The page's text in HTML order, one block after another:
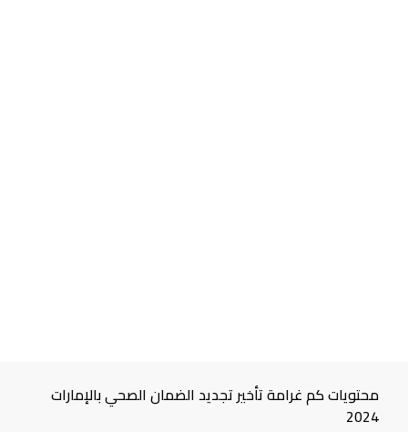
محتويات كم غرامة تأخير تجديد الضمان الصحي بالإمارات
2024